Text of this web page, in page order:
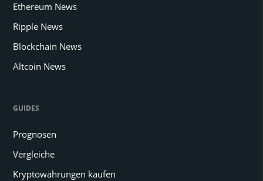
Ethereum News
Ripple News
Blockchain News
Altcoin News
GUIDES
Prognosen
Vergleiche
Kryptowährungen kaufen